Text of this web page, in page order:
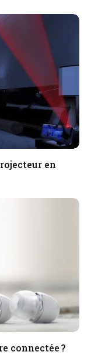
en
connectée ?